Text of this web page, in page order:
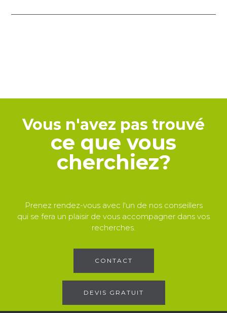
Vous n'avez pas trouvé
ce que vous
cherchiez?
Prenez rendez-vous avec l'un de nos conseillers
qui se fera un plaisir de vous accompagner dans vos
recherches.
CONTACT
DEVIS GRATUIT